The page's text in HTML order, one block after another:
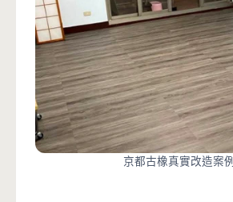
京都古橡真實改造案例